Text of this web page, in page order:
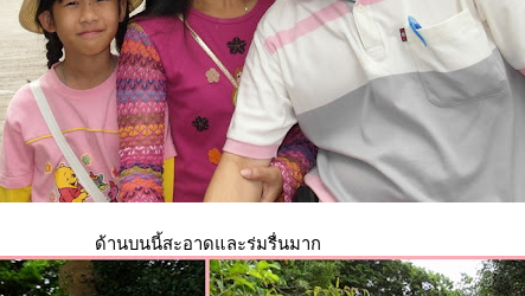
ด้านบนนี้สะอาดและร่มรื่นมาก